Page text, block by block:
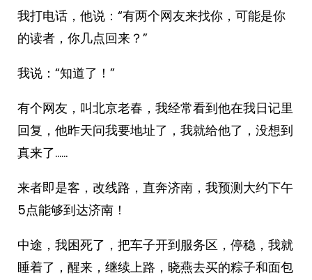
我打电话，他说：“有两个网友来找你，可能是你
的读者，你几点回来？”
我说：“知道了！”
有个网友，叫北京老春，我经常看到他在我日记里
回复，他昨天问我要地址了，我就给他了，没想到
真来了……
来者即是客，改线路，直奔济南，我预测大约下午
5点能够到达济南！
中途，我困死了，把车子开到服务区，停稳，我就
睡着了，醒来，继续上路，晓燕去买的粽子和面包